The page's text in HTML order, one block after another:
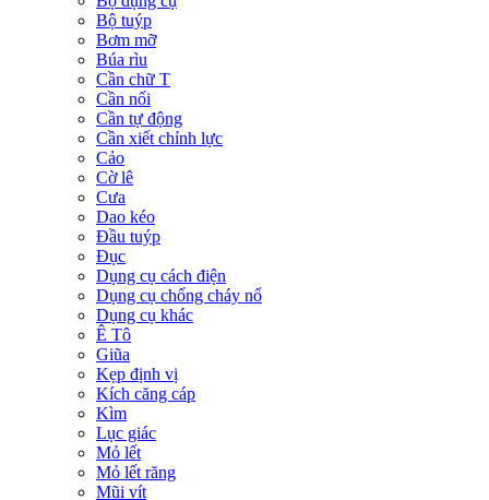
Bộ tuýp
Bơm mỡ
Búa rìu
Cần chữ T
Cần nối
Cần tự động
Cần xiết chỉnh lực
Cảo
Cờ lê
Cưa
Dao kéo
Đầu tuýp
Đục
Dụng cụ cách điện
Dụng cụ chống cháy nổ
Dụng cụ khác
Ê Tô
Giũa
Kẹp định vị
Kích căng cáp
Kìm
Lục giác
Mỏ lết
Mỏ lết răng
Mũi vít